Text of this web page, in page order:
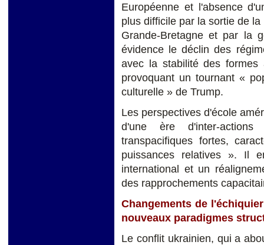
Européenne et l'absence
plus difficile par la sortie de la
Grande-Bretagne et par la
évidence le déclin des
avec la stabilité des formes
provoquant un tournant «
culturelle » de Trump.
Les perspectives d'école
d'une ère d'inter-actions
transpacifiques fortes,
puissances relatives ». Il
international et un
des rapprochements
Changements de
nouveaux paradigmes
Le conflit ukrainien, qui a